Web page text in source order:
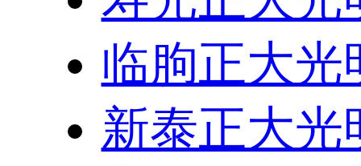
临朐正大光
新泰正大光